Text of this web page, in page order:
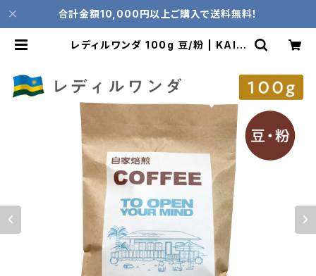
合計金額10,000円以上ご購入で送料無料！
レディルワンダ 100g 豆/粉 | KAIH